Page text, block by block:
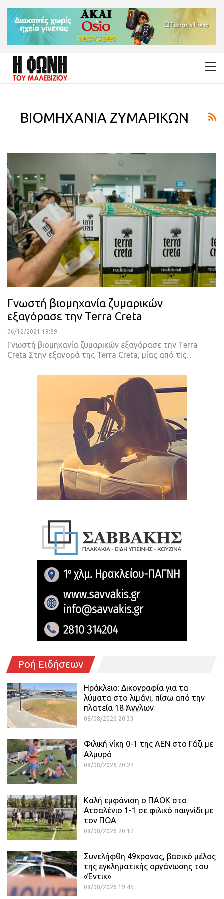
ΒΙΟΜΗΧΑΝΙΑ ΖΥΜΑΡΙΚΩΝ
Γνωστή βιομηχανία ζυμαρικών
εξαγόρασε την Terra Creta
06/12/2021 19:59
Γνωστή βιομηχανία ζυμαρικών εξαγόρασε την Terra
Creta Στην εξαγορά της Terra Creta, μίας από τις…
Ροή Ειδήσεων
Ηράκλειο: Δικογραφία για τα
λύματα στο λιμάνι, πίσω από την
πλατεία 18 Άγγλων
08/08/2026 20:33
Φιλική νίκη 0-1 της ΑΕΝ στο Γάζι με
Αλμυρό
08/08/2026 20:24
Καλή εμφάνιση ο ΠΑΟΚ στο
Ατσαλένιο 1-1 σε φιλικό παιγνίδι με
τον ΠΟΑ
08/08/2026 20:17
Συνελήφθη 49χρονος, βασικό μέλος
της εγκληματικής οργάνωσης του
«Έντικ»
08/08/2026 19:45